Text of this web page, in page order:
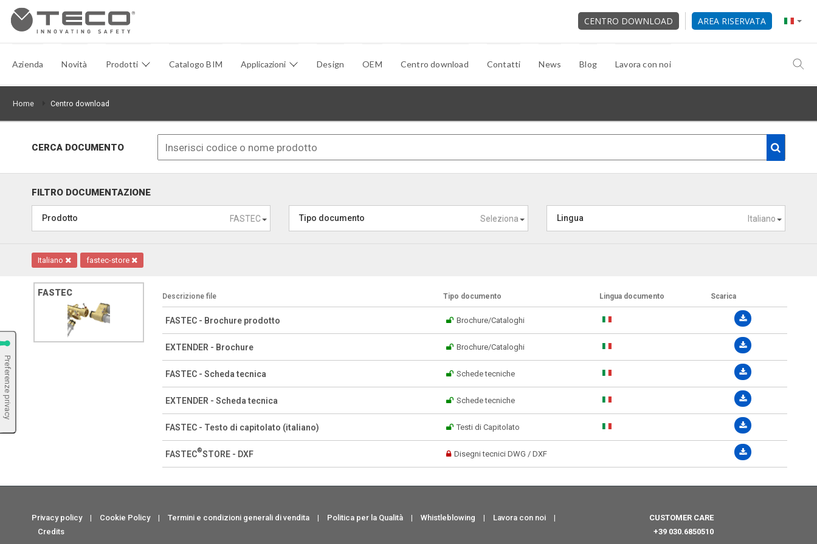
CENTRO DOWNLOAD AREA RISERVATA
Azienda Novità Prodotti Catalogo BIM Applicazioni Design OEM Centro download Contatti News Blog Lavora con noi
Home Centro download
CERCA DOCUMENTO
FILTRO DOCUMENTAZIONE
FASTEC
Prodotto Seleziona
Tipo documento Italiano
Lingua
Italiano fastec-store
FASTEC Descrizione file Tipo documento Lingua documento Scarica
FASTEC - Brochure prodotto Brochure/Cataloghi
EXTENDER - Brochure Brochure/Cataloghi
FASTEC - Scheda tecnica Schede tecniche
EXTENDER - Scheda tecnica Schede tecniche
FASTEC - Testo di capitolato (italiano) Testi di Capitolato
FASTEC®STORE - DXF Disegni tecnici DWG / DXF
Privacy policy | Cookie Policy | Termini e condizioni generali di vendita | Politica per la Qualità | Whistleblowing | Lavora con noi
|
Credits
CUSTOMER CARE
+39 030.6850510